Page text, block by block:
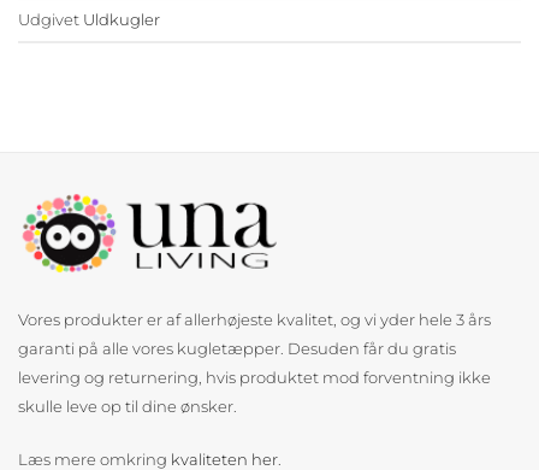
Udgivet Uldkugler
Vores produkter er af allerhøjeste kvalitet, og vi yder hele 3 års
garanti på alle vores kugletæpper. Desuden får du gratis
levering og returnering, hvis produktet mod forventning ikke
skulle leve op til dine ønsker.
Læs mere omkring kvaliteten her